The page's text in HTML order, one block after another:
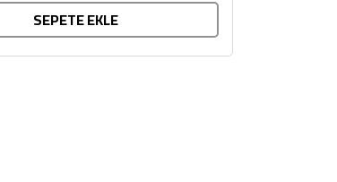
SEPETE EKLE